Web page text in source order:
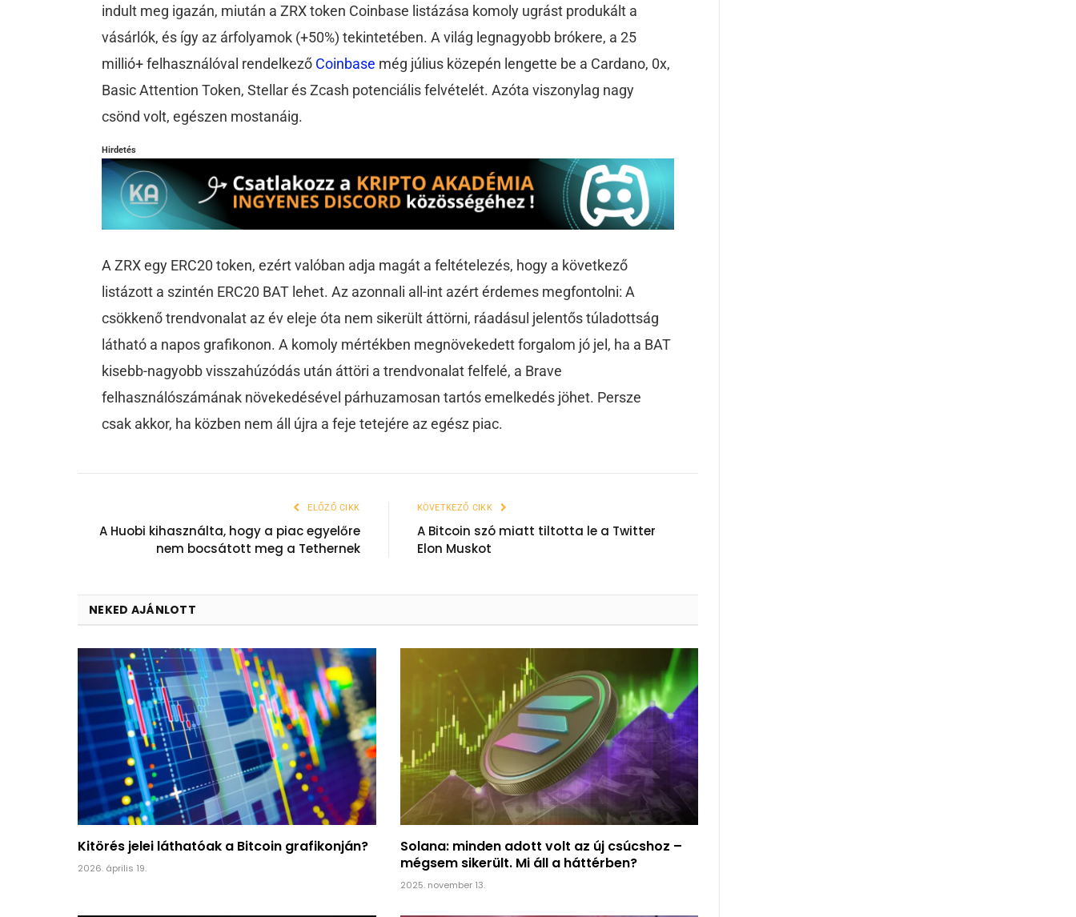
indult meg igazán, miután a ZRX token Coinbase listázása komoly ugrást produkált a
vásárlók, és így az árfolyamok (+50%) tekintetében. A világ legnagyobb brókere, a 25
millió+ felhasználóval rendelkező Coinbase még július közepén lengette be a Cardano, 0x,
Basic Attention Token, Stellar és Zcash potenciális felvételét. Azóta viszonylag nagy
csönd volt, egészen mostanáig.
Hirdetés
A ZRX egy ERC20 token, ezért valóban adja magát a feltételezés, hogy a következő
listázott a szintén ERC20 BAT lehet. Az azonnali all-int azért érdemes megfontolni: A
csökkenő trendvonalat az év eleje óta nem sikerült áttörni, ráadásul jelentős túladottság
látható a napos grafikonon. A komoly mértékben megnövekedett forgalom jó jel, ha a BAT
kisebb-nagyobb visszahúzódás után áttöri a trendvonalat felfelé, a Brave
felhasználószámának növekedésével párhuzamosan tartós emelkedés jöhet. Persze
csak akkor, ha közben nem áll újra a feje tetejére az egész piac.
ELŐZŐ CIKK
A Huobi kihasználta, hogy a piac egyelőre
nem bocsátott meg a Tethernek
KÖVETKEZŐ CIKK
A Bitcoin szó miatt tiltotta le a Twitter
Elon Muskot
NEKED AJÁNLOTT
Kitörés jelei láthatóak a Bitcoin grafikonján?
2026. április 19.
Solana: minden adott volt az új csúcshoz –
mégsem sikerült. Mi áll a háttérben?
2025. november 13.